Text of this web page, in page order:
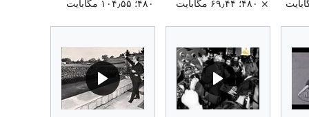
× ۴۸۰؛ ۶۹٫۴۴ مگابایت ۴۸۰؛ ۱۰۴٫۵۵ مگابایت